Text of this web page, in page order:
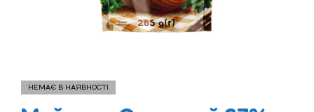
НЕМАЄ В НАЯВНОСТІ